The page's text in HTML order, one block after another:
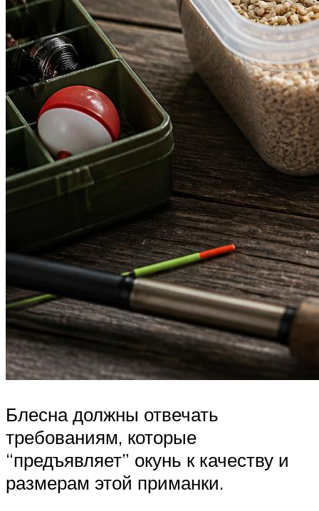
Блесна должны отвечать
требованиям, которые
“предъявляет” окунь к качеству и
размерам этой приманки.